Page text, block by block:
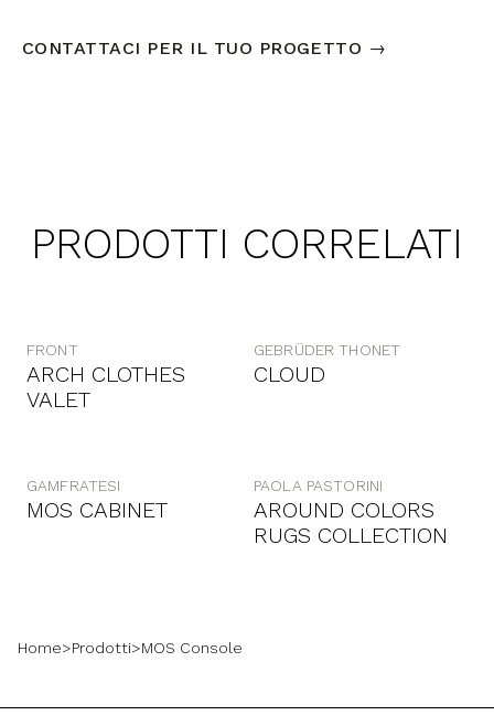
CONTATTACI PER IL TUO PROGETTO →
PRODOTTI CORRELATI
FRONT
ARCH CLOTHES
VALET
GEBRÜDER THONET
CLOUD
GAMFRATESI
MOS CABINET
PAOLA PASTORINI
AROUND COLORS
RUGS COLLECTION
Home>Prodotti>MOS Console